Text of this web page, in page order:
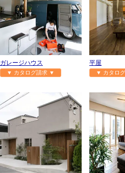
ガレージハウス
▼ カタログ請求 ▼
平屋
▼ カタロ